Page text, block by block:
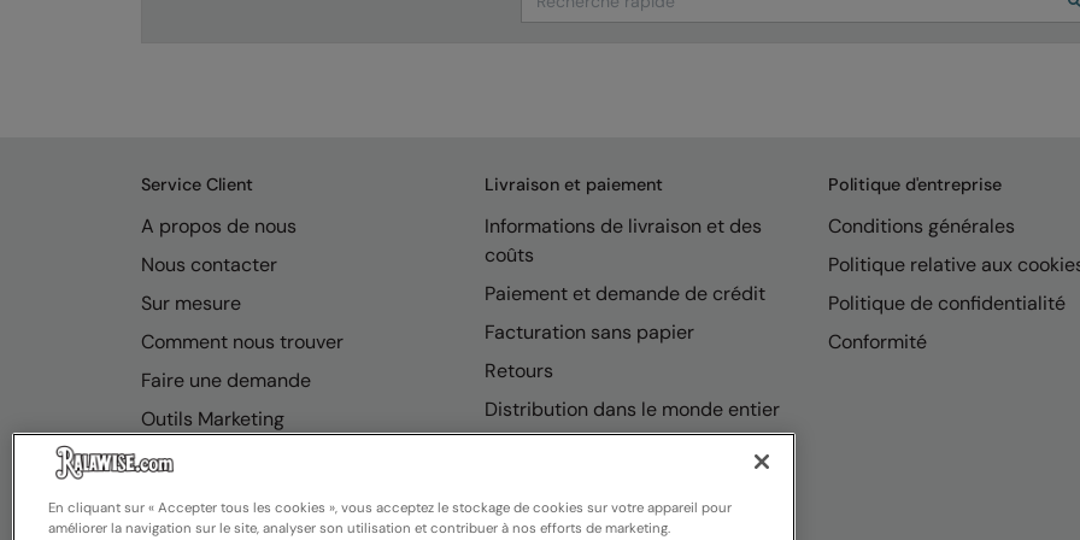
Service Client
A propos de nous
Nous contacter
Sur mesure
Comment nous trouver
Faire une demande
Outils Marketing
FAQ
Livraison et paiement
Informations de livraison et des
coûts
Paiement et demande de crédit
Facturation sans papier
Retours
Distribution dans le monde entier
Politique d'entreprise
Conditions générales
Politique relative aux
Politique de confidentialité
Conformité
En cliquant sur « Accepter tous les cookies », vous acceptez le stockage de cookies sur votre appareil pour
améliorer la navigation sur le site, analyser son utilisation et contribuer à nos efforts de marketing.